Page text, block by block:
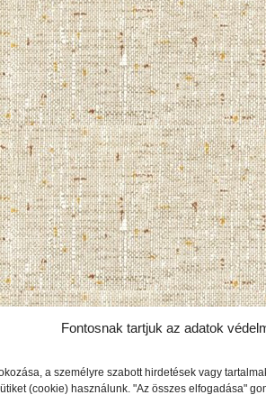
Fontosnak tartjuk az adatok
a személyre szabott hirdetések vagy
(cookie) használunk. "Az összes elfogadása"